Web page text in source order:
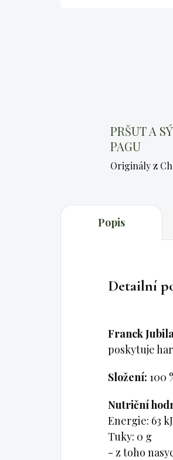
PRŠUT A
PAGU
Originály z
Popis
Detailní
Franck
poskytuje
Složení: 100
Nutriční
Energie: 63
Tuky: 0 g
- z toho